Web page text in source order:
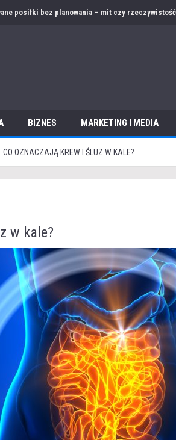
za granicą – jak przygotować ofertę i
BIZNES MARKETING I MEDIA
CO OZNACZAJĄ KREW I ŚLUZ W KALE?
w kale?